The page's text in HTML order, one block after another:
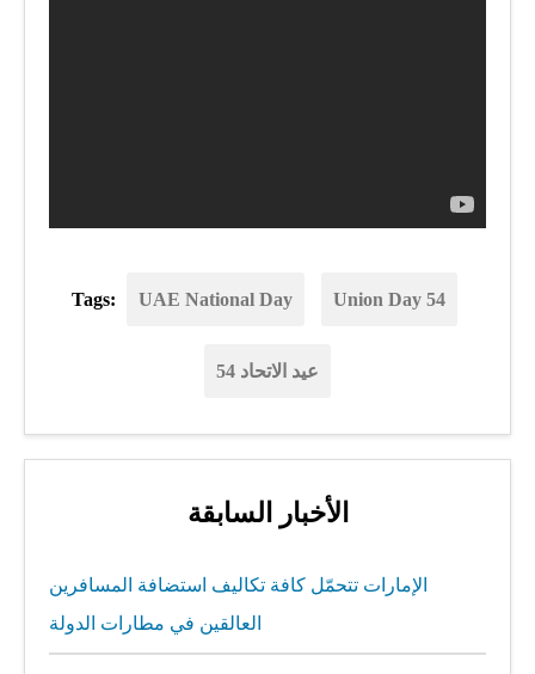
Tags: UAE National Day Union Day 54
عيد الاتحاد 54
الأخبار السابقة
الإمارات تتحمّل كافة تكاليف استضافة المسافرين
العالقين في مطارات الدولة